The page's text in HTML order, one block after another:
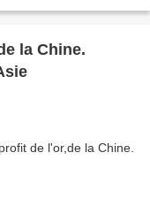
la Chine.